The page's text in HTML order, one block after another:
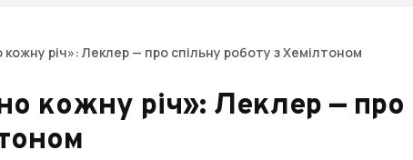
кожну річ»: Леклер — про спільну роботу з Хемілтоном
кожну річ»: Леклер — про